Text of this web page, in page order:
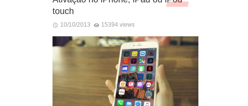
touch
10/10/2013 15394 views